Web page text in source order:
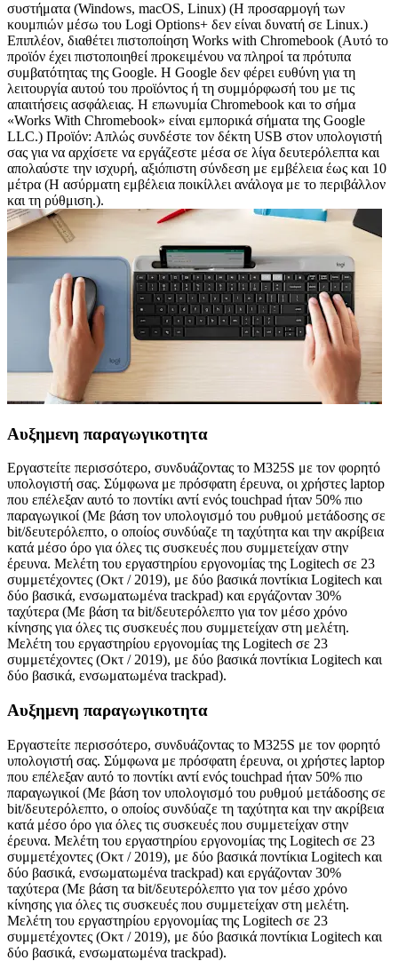
συστήματα (Windows, macOS, Linux) (Η προσαρμογή των
κουμπιών μέσω του Logi Options+ δεν είναι δυνατή σε Linux.)
Επιπλέον, διαθέτει πιστοποίηση Works with Chromebook (Αυτό το
προϊόν έχει πιστοποιηθεί προκειμένου να πληροί τα πρότυπα
συμβατότητας της Google. Η Google δεν φέρει ευθύνη για τη
λειτουργία αυτού του προϊόντος ή τη συμμόρφωσή του με τις
απαιτήσεις ασφάλειας. Η επωνυμία Chromebook και το σήμα
«Works With Chromebook» είναι εμπορικά σήματα της Google
LLC.) Προϊόν: Απλώς συνδέστε τον δέκτη USB στον υπολογιστή
σας για να αρχίσετε να εργάζεστε μέσα σε λίγα δευτερόλεπτα και
απολαύστε την ισχυρή, αξιόπιστη σύνδεση με εμβέλεια έως και 10
μέτρα (Η ασύρματη εμβέλεια ποικίλλει ανάλογα με το περιβάλλον
και τη ρύθμιση.).
Αυξημενη παραγωγικοτητα
Εργαστείτε περισσότερο, συνδυάζοντας το M325S με τον φορητό
υπολογιστή σας. Σύμφωνα με πρόσφατη έρευνα, οι χρήστες laptop
που επέλεξαν αυτό το ποντίκι αντί ενός touchpad ήταν 50% πιο
παραγωγικοί (Με βάση τον υπολογισμό του ρυθμού μετάδοσης σε
bit/δευτερόλεπτο, ο οποίος συνδύαζε τη ταχύτητα και την ακρίβεια
κατά μέσο όρο για όλες τις συσκευές που συμμετείχαν στην
έρευνα. Μελέτη του εργαστηρίου εργονομίας της Logitech σε 23
συμμετέχοντες (Οκτ / 2019), με δύο βασικά ποντίκια Logitech και
δύο βασικά, ενσωματωμένα trackpad) και εργάζονταν 30%
ταχύτερα (Με βάση τα bit/δευτερόλεπτο για τον μέσο χρόνο
κίνησης για όλες τις συσκευές που συμμετείχαν στη μελέτη.
Μελέτη του εργαστηρίου εργονομίας της Logitech σε 23
συμμετέχοντες (Οκτ / 2019), με δύο βασικά ποντίκια Logitech και
δύο βασικά, ενσωματωμένα trackpad).
Αυξημενη παραγωγικοτητα
Εργαστείτε περισσότερο, συνδυάζοντας το M325S με τον φορητό
υπολογιστή σας. Σύμφωνα με πρόσφατη έρευνα, οι χρήστες laptop
που επέλεξαν αυτό το ποντίκι αντί ενός touchpad ήταν 50% πιο
παραγωγικοί (Με βάση τον υπολογισμό του ρυθμού μετάδοσης σε
bit/δευτερόλεπτο, ο οποίος συνδύαζε τη ταχύτητα και την ακρίβεια
κατά μέσο όρο για όλες τις συσκευές που συμμετείχαν στην
έρευνα. Μελέτη του εργαστηρίου εργονομίας της Logitech σε 23
συμμετέχοντες (Οκτ / 2019), με δύο βασικά ποντίκια Logitech και
δύο βασικά, ενσωματωμένα trackpad) και εργάζονταν 30%
ταχύτερα (Με βάση τα bit/δευτερόλεπτο για τον μέσο χρόνο
κίνησης για όλες τις συσκευές που συμμετείχαν στη μελέτη.
Μελέτη του εργαστηρίου εργονομίας της Logitech σε 23
συμμετέχοντες (Οκτ / 2019), με δύο βασικά ποντίκια Logitech και
δύο βασικά, ενσωματωμένα trackpad).